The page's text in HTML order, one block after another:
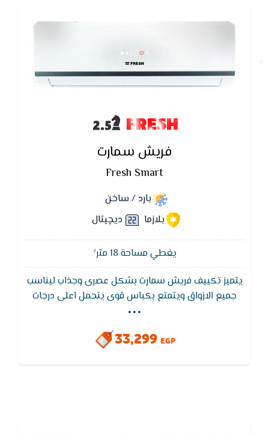
FRESH
فريش سمارت
Fresh Smart
بارد / ساخن
بلازما
ديچيتال
يغطي مساحة 18 متر²
يتميز تكييف فريش سمارت بشكل عصرى وجذاب ليناسب
جميع الازواق ويتمتع بكباس قوى يتحمل اعلى درجات
الحراره ويعمل تكييف فريش سمارت فى اصعب الظروف
الوحده الداخلية من شاشة عرض ليد لمعرفة درجة الحراره
...
33,299 EGP